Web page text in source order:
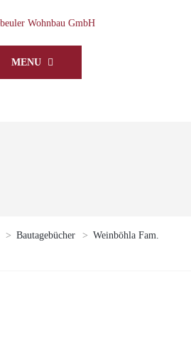
MENU
> Bautagebücher > Weinböhla Fam.